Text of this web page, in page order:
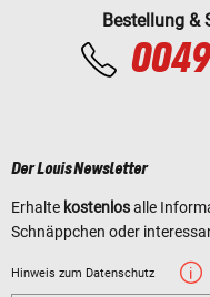
Bestellung &
Der Louis Newsletter
Erhalte kostenlosalle
Schnäppchen oder
Hinweis zum Datenschutz